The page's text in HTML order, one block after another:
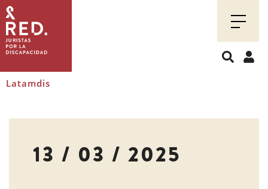
Juristas
por
la
discapacidad
Latamdis
13 / 03 / 2025